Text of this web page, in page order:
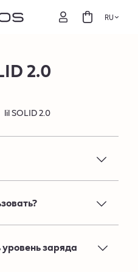
RU
2.0
lil SOLID 2.0
заряда